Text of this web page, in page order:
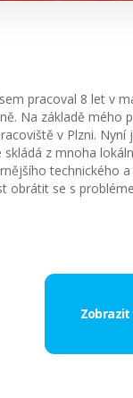
pracoval 8 let v
Na základě mého
v Plzni.
z mnoha
technického
obrátit se s